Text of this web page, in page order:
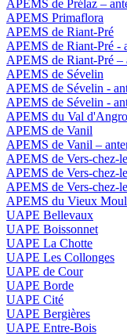
APEMS de Prélaz –
APEMS Primaflora
APEMS de Riant-Pré
APEMS de Riant-Pré -
APEMS de Riant-Pré –
APEMS de Sévelin
APEMS de Sévelin -
APEMS de Sévelin -
APEMS du Val
APEMS de Vanil
APEMS de Vanil –
APEMS de Vers-chez-
APEMS de Vers-chez-
APEMS de Vers-chez-
APEMS du Vieux
UAPE Bellevaux
UAPE Boissonnet
UAPE La Chotte
UAPE Les Collonges
UAPE de Cour
UAPE Borde
UAPE Cité
UAPE Bergières
UAPE Entre-Bois